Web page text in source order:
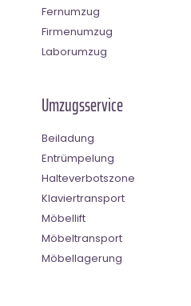
Fernumzug
Firmenumzug
Laborumzug
Umzugsservice
Beiladung
Entrümpelung
Halteverbotszone
Klaviertransport
Möbellift
Möbeltransport
Möbellagerung